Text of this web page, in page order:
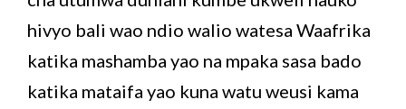
hivyo bali wao ndio walio watesa Waafrika
katika mashamba yao na mpaka sasa bado
katika mataifa yao kuna watu weusi kama